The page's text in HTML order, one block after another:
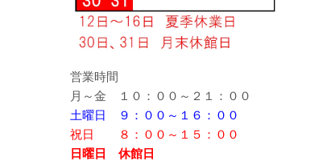
営業時間
月～金 １０：００～２１：００
土曜日 ９：００～１６：００
祝日 ８：００～１５：００
日曜日 休館日